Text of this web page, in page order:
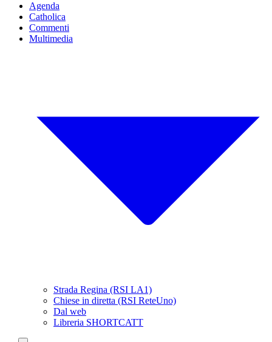
Agenda
Catholica
Commenti
Multimedia
Strada Regina (RSI LA1)
Chiese in diretta (RSI ReteUno)
Dal web
Libreria SHORTCATT